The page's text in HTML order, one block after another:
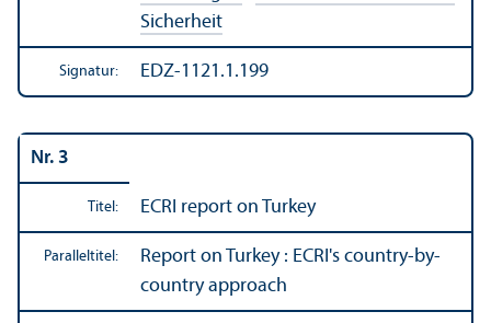
Sicherheit
Signatur: EDZ-1121.1.199
Nr. 3
Titel: ECRI report on Turkey
Paralleltitel:
Report on Turkey : ECRI's country-by-
country approach